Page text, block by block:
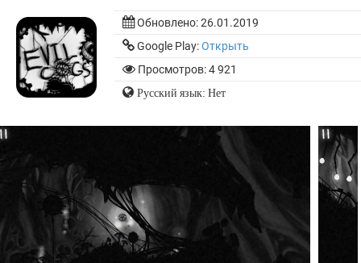
Обновлено:26.01.2019
Google Play:Открыть
Просмотров: 4 921
Русский язык: Нет